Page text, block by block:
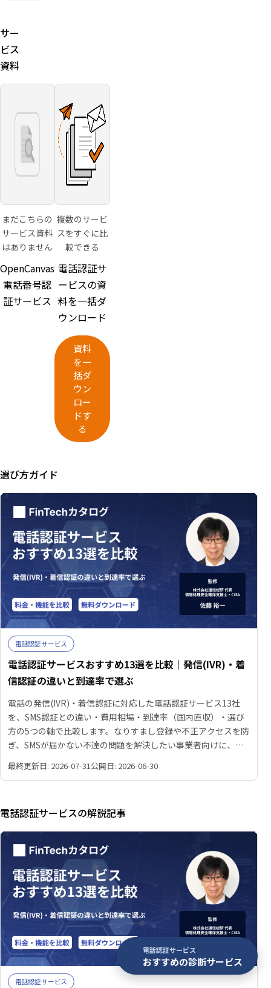
サー
ビス
資料
まだこちらの
サービス資料
はありません
OpenCanvas
電話番号認
証サービス
複数のサービ
スをすぐに比
較できる
電話認証サ
ービスの資
料を一括ダ
ウンロード
資料
を一
括ダ
ウン
ロー
ドす
る
選び方ガイド
電話認証サービス
電話認証サービスおすすめ13選を比較｜発信(IVR)・着
信認証の違いと到達率で選ぶ
電話の発信(IVR)・着信認証に対応した電話認証サービス13社
を、SMS認証との違い・費用相場・到達率（国内直収）・選び
方の5つの軸で比較します。なりすまし登録や不正アクセスを防
ぎ、SMSが届かない不達の問題を解決したい事業者向けに、自
最終更新日: 2026-07-31 公開日: 2026-06-30
電話認証サービスの解説記事
電話認証サービス
電話認証サービス
おすすめの診断サービス